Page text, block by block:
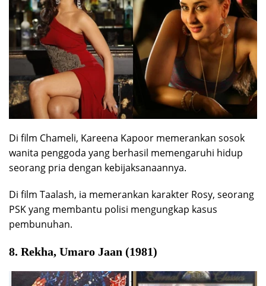
Di film Chameli, Kareena Kapoor memerankan sosok
wanita penggoda yang berhasil memengaruhi hidup
seorang pria dengan kebijaksanaannya.
Di film Taalash, ia memerankan karakter Rosy, seorang
PSK yang membantu polisi mengungkap kasus
pembunuhan.
8. Rekha, Umaro Jaan (1981)